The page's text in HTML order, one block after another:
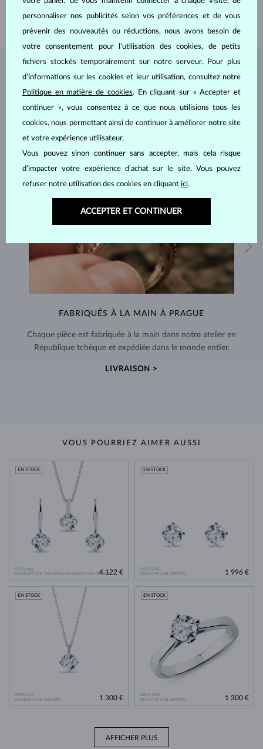
LONGEUR 420.00 mm
POIDS 3.25 g
BIJOUX DEL'ATELIER KLENOTA
FABRIQUÉS À LA MAIN À PRAGUE
Chaque pièce est fabriquée à la main dans notre atelier en
République tchèque et expédiée dans le monde entier.
LIVRAISON >
VOUS POURRIEZ AIMER AUSSI
OR BLANC
DIAMANT LAB GROWN & DIAMANT LAB GROWN
EN STOCK
4 122 €
OR BLANC
DIAMANT LAB GROWN
EN STOCK
1 996 €
OR BLANC
DIAMANT LAB GROWN
EN STOCK
1 300 €
OR BLANC
DIAMANT LAB GROWN
EN STOCK
1 300 €
AFFICHER PLUS
personnaliser nos publicités selon vos préférences et de vous
prévenir des nouveautés ou réductions, nous avons besoin de
votre consentement pour l’utilisation des cookies, de petits
fichiers stockés temporairement sur notre serveur. Pour plus
d’informations sur les cookies et leur utilisation, consultez notre
Politique en matière de cookies. En cliquant sur « Accepter et
continuer », vous consentez à ce que nous utilisions tous les
cookies, nous permettant ainsi de continuer à améliorer notre site
et votre expérience utilisateur.
Vous pouvez sinon continuer sans accepter, mais cela risque
d’impacter votre expérience d’achat sur le site. Vous pouvez
refuser notre utilisation des cookies en cliquant ici.
ACCEPTER ET CONTINUER